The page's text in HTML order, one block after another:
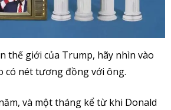
thế giới của Trump, hãy nhìn vào
có nét tương đồng với ông.
và một tháng kể từ khi Donald